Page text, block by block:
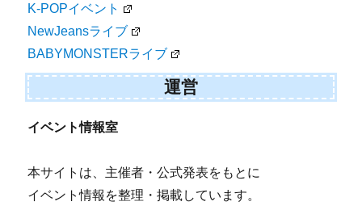
K-POPイベント
NewJeansライブ
BABYMONSTERライブ
運営
イベント情報室
本サイトは、主催者・公式発表をもとに
イベント情報を整理・掲載しています。